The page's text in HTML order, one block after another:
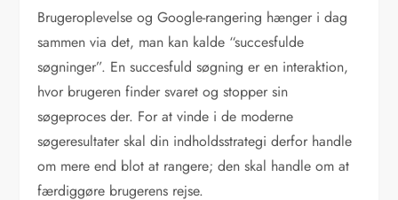
Brugeroplevelse og Google-rangering hænger i dag
sammen via det, man kan kalde “succesfulde
søgninger”. En succesfuld søgning er en interaktion,
hvor brugeren finder svaret og stopper sin
søgeproces der. For at vinde i de moderne
søgeresultater skal din indholdsstrategi derfor handle
om mere end blot at rangere; den skal handle om at
færdiggøre brugerens rejse.